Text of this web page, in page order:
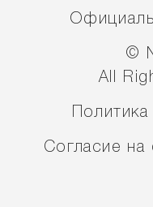
©
All
Согласие на